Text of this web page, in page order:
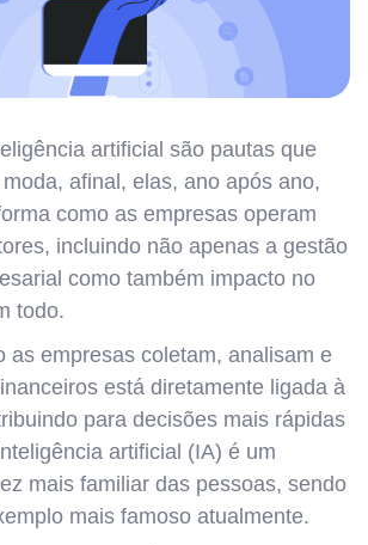
artificial são pautas que
afinal, elas, ano após ano,
como as empresas operam
incluindo não apenas a gestão
como também impacto no
todo.
as empresas coletam, analisam e
está diretamente ligada à
para decisões mais rápidas
artificial (IA) é um
mais familiar das pessoas, sendo
mais famoso atualmente.